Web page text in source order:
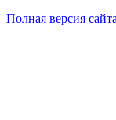
Полная версия сайта